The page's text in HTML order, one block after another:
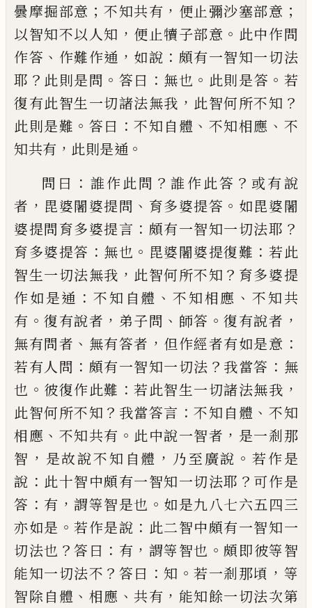
曇摩掘部意 ； 不知共有 ， 便止彌沙塞部意 ；
以智知不以人知 ， 便止犢子部意 。 此中作問
作答 、 作難作通 ， 如說 ： 頗有一智知一切法
耶 ？ 此則是問 。 答曰 ： 無也 。 此則是答 。 若
復有此智生一切諸法無我 ， 此智何所不知 ？
此則是難 。 答曰 ：不知自體 、 不知相應 、 不
知共有 ， 此則是通 。
問曰 ： 誰作此問 ？誰作此答 ？ 或有說
者 ， 毘婆闍婆提問 、 育多婆提答 。 如毘婆闍
婆提問育多婆提言 ： 頗有一智知一切法耶 ？
育多婆提答 ： 無也 。 毘婆闍婆提復難 ： 若此
智生一切法無我 ， 此智何所不知 ？ 育多婆提
作如是通 ： 不知自體 、 不知相應 、 不知共
有 。復有說者 ， 弟子問 、 師答 。復有說者 ，
無有問者 、 無有答者 ， 但作經者有如是意 ：
若有人問 ： 頗有一智知一切法 ？ 我當答 ： 無
也 。 彼復作此難 ：若此智生一切諸法無我 ，
此智何所不知 ？ 我當答言 ：不知自體 、不知
相應 、 不知共有 。 此中說一智者 ， 是一剎那
智 ， 是故說不知自體 ， 乃至廣說 。 若作是
說 ： 此十智中頗有一智知一切法耶 ？ 可作是
答 ： 有 ，謂等智是也 。 如是九八七六五四三
亦如是 。若作是說 ： 此二智中頗有一智知一
切法也 ？答曰 ： 有 ， 謂等智也 。頗即彼等智
能知一切法不 ？ 答曰 ：知 。若一剎那頃 ， 等
智除自體 、 相應 、共有 ， 能知餘一切法次第